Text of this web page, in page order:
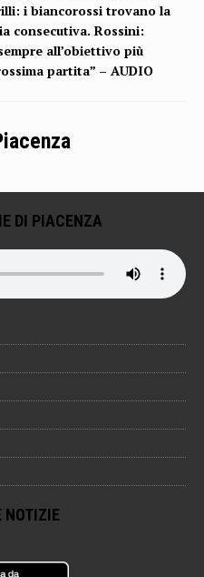
i biancorossi trovano la
consecutiva. Rossini:
all’obiettivo più
partita” – AUDIO
DI PIACENZA
NOTIZIE